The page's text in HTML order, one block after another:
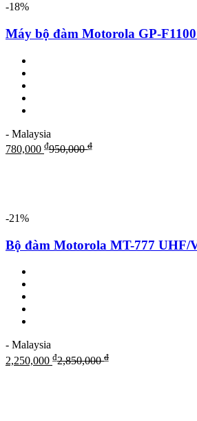
-18%
Máy bộ đàm Motorola GP-
- Malaysia
780,000 ₫950,000₫
-21%
Bộ đàm Motorola MT-777 UHF/
- Malaysia
2,250,000 ₫2,850,000₫